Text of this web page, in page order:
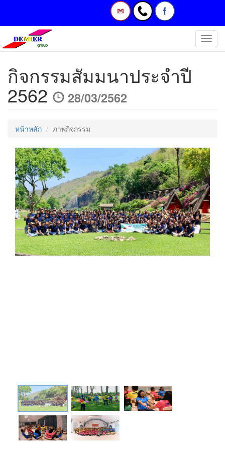
กิจกรรมสัมมนาประจำปี
2562 28/03/2562
หน้าหลัก ภาพกิจกรรม